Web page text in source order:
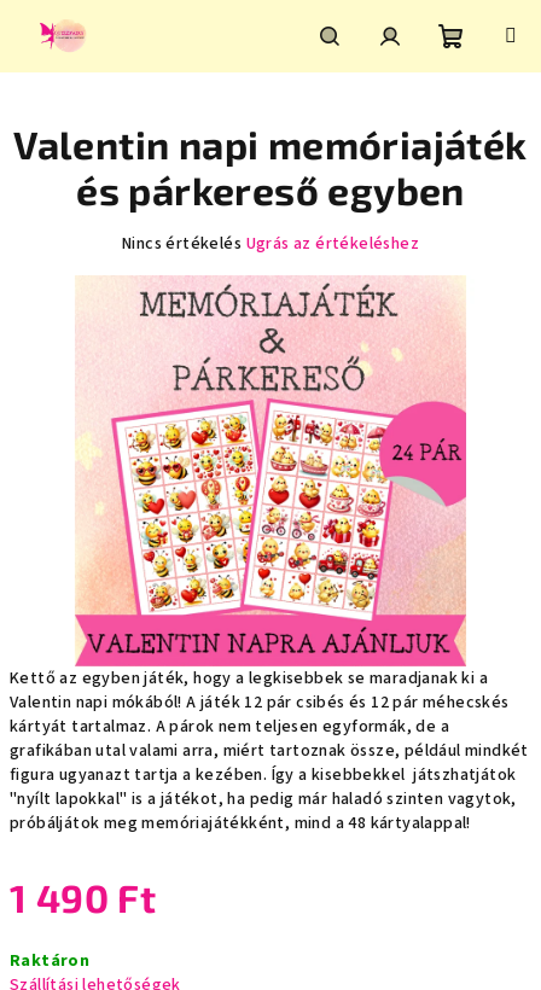
KeresésBejelentkezés
Kosár
Kettő az egyben játék, hogy a legkisebbek se maradjanak ki a
Valentin napi mókából! A játék 12 pár csibés és 12 pár méhecskés
kártyát tartalmaz. A párok nem teljesen egyformák, de a
grafikában utal valami arra, miért tartoznak össze, például mindkét
figura ugyanazt tartja a kezében. Így a kisebbekkel játszhatjátok
"nyílt lapokkal" is a játékot, ha pedig már haladó szinten vagytok,
próbáljátok meg memóriajátékként, mind a 48 kártyalappal!
1 490 Ft
Raktáron
Szállítási lehetőségek
Valentin napi memóriajáték
és párkereső egyben
A
átlagos
értékelése
csillag.
Nincs értékelés Ugrás az értékeléshez